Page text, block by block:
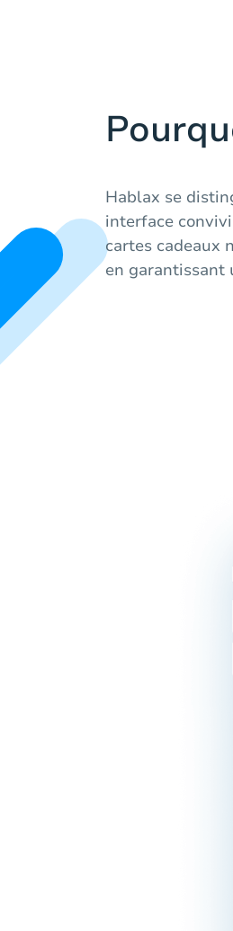
Hablax se
interface
cartes cadeaux
en garantissant